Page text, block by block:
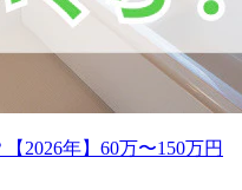
2026年】60万〜150万円